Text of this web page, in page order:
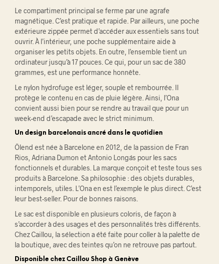
Le compartiment principal se ferme par une agrafe
magnétique. C’est pratique et rapide. Par ailleurs, une poche
extérieure zippée permet d’accéder aux essentiels sans tout
ouvrir. À l’intérieur, une poche supplémentaire aide à
organiser les petits objets. En outre, l’ensemble tient un
ordinateur jusqu’à 17 pouces. Ce qui, pour un sac de 380
grammes, est une performance honnête.
Le nylon hydrofuge est léger, souple et rembourrée. Il
protège le contenu en cas de pluie légère. Ainsi, l’Ona
convient aussi bien pour se rendre au travail que pour un
week-end d’escapade avec le strict minimum.
Un design barcelonais ancré dans le quotidien
Ölend est née à Barcelone en 2012, de la passion de Fran
Rios, Adriana Dumon et Antonio Longás pour les sacs
fonctionnels et durables. La marque conçoit et teste tous ses
produits à Barcelone. Sa philosophie : des objets durables,
intemporels, utiles. L’Ona en est l’exemple le plus direct. C’est
leur best-seller. Pour de bonnes raisons.
Le sac est disponible en plusieurs coloris, de façon à
s’accorder à des usages et des personnalités très différents.
Chez Caillou, la sélection a été faite pour coller à la palette de
la boutique, avec des teintes qu’on ne retrouve pas partout.
Disponible chez Caillou Shop à Genève